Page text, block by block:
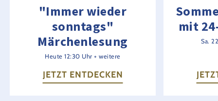
"Immer wieder
sonntags"
Märchenlesung
Heute 12:30 Uhr + weitere
JETZT ENTDECKEN
mit
Sa.